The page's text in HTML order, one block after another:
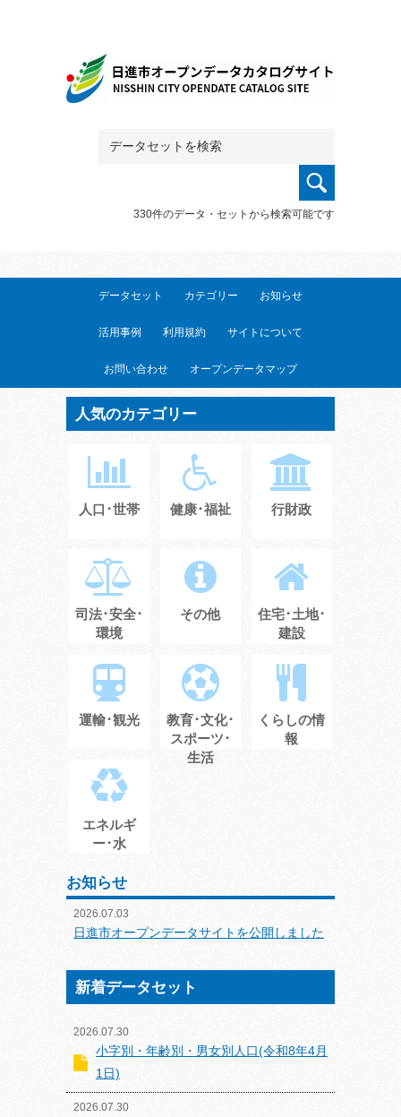
330件のデータ・セットから検索可能です
データセット カテゴリー お知らせ
活用事例 利用規約 サイトについて
お問い合わせ オープンデータマップ
人気のカテゴリー
人口･世帯 健康･福祉 行財政
司法･安全･
環境
その他
住宅･土地･
建設
運輸･観光
教育･文化･
スポーツ･
生活
くらしの情
報
エネルギ
ー･水
お知らせ
2026.07.03
日進市オープンデータサイトを公開しました
新着データセット
2026.07.30
小字別・年齢別・男女別人口(令和8年4月
1日)
2026.07.30